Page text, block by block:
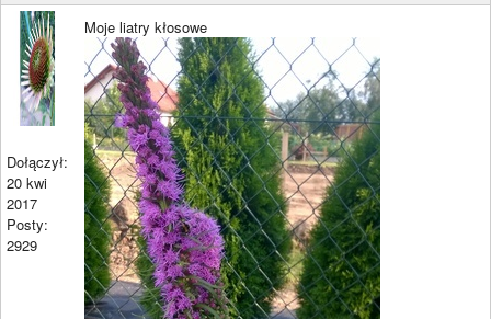
Dołączył:
20 kwi
2017
Posty:
2929
Moje liatry kłosowe